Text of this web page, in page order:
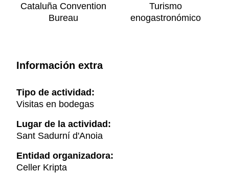
Cataluña Convention
Bureau
Turismo
enogastronómico
Información extra
Tipo de actividad:
Visitas en bodegas
Lugar de la actividad:
Sant Sadurní d'Anoia
Entidad organizadora:
Celler Kripta